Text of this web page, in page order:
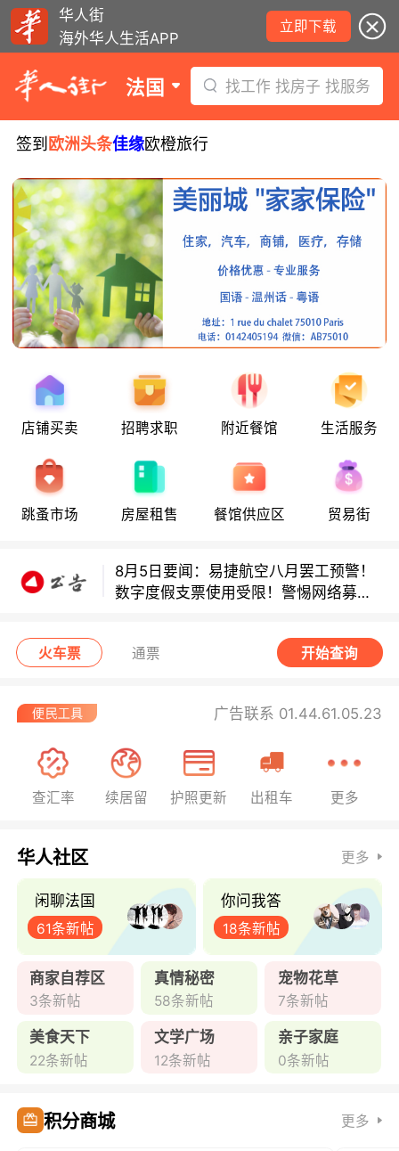
华人街
海外华人生活APP
立即下载
法国 找工作 找房子 找服务
签到 欧洲头条佳缘欧橙旅行
店铺买卖 招聘求职 附近餐馆 生活服务
跳蚤市场 房屋租售 餐馆供应区 贸易街
8月6日要闻：法国医学实习名额大增！
地铁8号线部分关闭！宠物店违规罚款出
数字度假支票使用受限！警惕网络募捐
骗局！
地铁8号线部分关闭！宠物店违规罚款出
8月5日要闻：易捷航空八月罢工预警！
数字度假支票使用受限！警惕网络募捐
骗局！
火车票 通票 开始查询
广告联系 01.44.61.05.23
查汇率 续居留 护照更新 出租车 更多
华人社区 更多
闲聊法国
61条新帖
你问我答
18条新帖
商家自荐区
3条新帖
真情秘密
58条新帖
宠物花草
7条新帖
美食天下
22条新帖
文学广场
12条新帖
亲子家庭
0条新帖
积分商城 更多